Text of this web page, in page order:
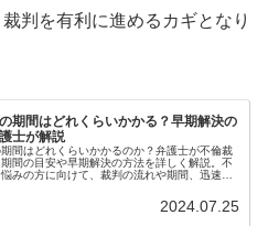
判を有利に進めるカギとなり
期間はどれくらいかかる？早期解決の
士が解説
間はどれくらいかかるのか？弁護士が不倫裁
間の目安や早期解決の方法を詳しく解説。不
みの方に向けて、裁判の流れや期間、迅速に
2024.07.25